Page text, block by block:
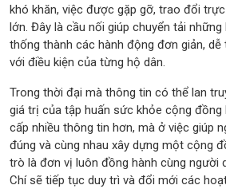
khó khăn, việc được gặp gỡ, trao đổi
lớn. Đây là cầu nối giúp chuyển tải
thống thành các hành động đơn giản, dễ
với điều kiện của từng hộ dân.
Trong thời đại mà thông tin có thể lan
giá trị của tập huấn sức khỏe cộng đồng
cấp nhiều thông tin hơn, mà ở việc giúp
đúng và cùng nhau xây dựng một cộng
trò là đơn vị luôn đồng hành cùng người
Chí sẽ tiếp tục duy trì và đổi mới các